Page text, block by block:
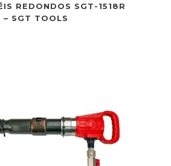
REDONDOS SGT-1518R
– SGT TOOLS